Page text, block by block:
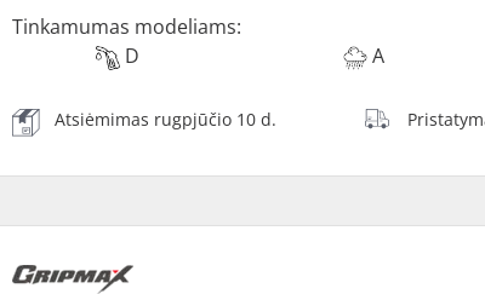
Tinkamumas modeliams:
D
A
Atsiėmimas rugpjūčio 10 d.